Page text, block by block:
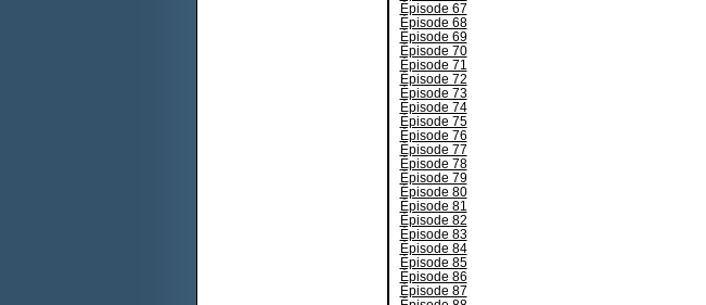
Épisode 67
Épisode 68
Épisode 69
Épisode 70
Épisode 71
Épisode 72
Épisode 73
Épisode 74
Épisode 75
Épisode 76
Épisode 77
Épisode 78
Épisode 79
Épisode 80
Épisode 81
Épisode 82
Épisode 83
Épisode 84
Épisode 85
Épisode 86
Épisode 87